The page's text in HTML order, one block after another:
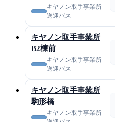
キヤノン取手事業所
送迎バス
キヤノン取手事業所
B2棟前
キヤノン取手事業所
送迎バス
キヤノン取手事業所
駒形橋
キヤノン取手事業所